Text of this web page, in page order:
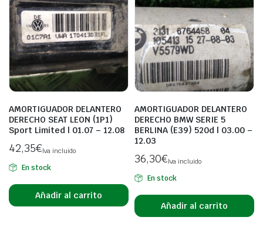
AMORTIGUADOR DELANTERO
DERECHO SEAT LEON (1P1)
Sport Limited | 01.07 – 12.08
42,35€Iva incluido
En stock
Añadir al carrito
AMORTIGUADOR DELANTERO
DERECHO BMW SERIE 5
BERLINA (E39) 520d | 03.00 –
12.03
36,30€Iva incluido
En stock
Añadir al carrito